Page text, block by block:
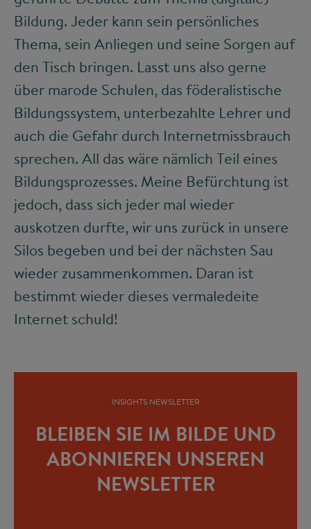
Bildung. Jeder kann sein persönliches
Thema, sein Anliegen und seine Sorgen auf
den Tisch bringen. Lasst uns also gerne
über marode Schulen, das föderalistische
Bildungssystem, unterbezahlte Lehrer und
auch die Gefahr durch Internetmissbrauch
sprechen. All das wäre nämlich Teil eines
Bildungsprozesses. Meine Befürchtung ist
jedoch, dass sich jeder mal wieder
auskotzen durfte, wir uns zurück in unsere
Silos begeben und bei der nächsten Sau
wieder zusammenkommen. Daran ist
bestimmt wieder dieses vermaledeite
Internet schuld!
INSIGHTS NEWSLETTER
BLEIBEN SIE IM BILDE UND
ABONNIEREN UNSEREN
NEWSLETTER